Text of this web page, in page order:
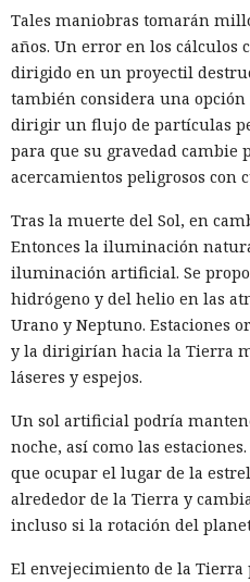
Tales maniobras tomarán
años. Un error en los cálculos
dirigido en un proyectil
también considera una opción
dirigir un flujo de partículas
para que su gravedad
acercamientos peligrosos con
Tras la muerte del Sol, en
Entonces la iluminación
iluminación artificial. Se
hidrógeno y del helio en las
Urano y Neptuno. Estaciones
y la dirigirían hacia la Tierra
láseres y espejos.
Un sol artificial podría
noche, así como las
que ocupar el lugar de la
alrededor de la Tierra y
incluso si la rotación del
El envejecimiento de la